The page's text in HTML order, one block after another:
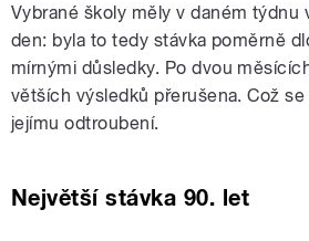
Vybrané školy měly v daném týdnu
den: byla to tedy stávka poměrně
mírnými důsledky. Po dvou
větších výsledků přerušena. Což
jejímu odtroubení.
Největší stávka 90. let